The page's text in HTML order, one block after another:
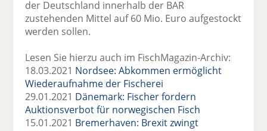
der Deutschland innerhalb der BAR
zustehenden Mittel auf 60 Mio. Euro aufgestockt
werden sollen.
Lesen Sie hierzu auch im FischMagazin-Archiv:
18.03.2021 Nordsee: Abkommen ermöglicht
Wiederaufnahme der Fischerei
29.01.2021 Dänemark: Fischer fordern
Auktionsverbot für norwegischen Fisch
15.01.2021 Bremerhaven: Brexit zwingt